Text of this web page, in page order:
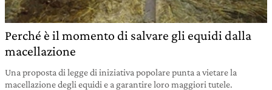
Perché è il momento di salvare gli equidi dalla
macellazione
Una proposta di legge di iniziativa popolare punta a vietare la
macellazione degli equidi e a garantire loro maggiori tutele.